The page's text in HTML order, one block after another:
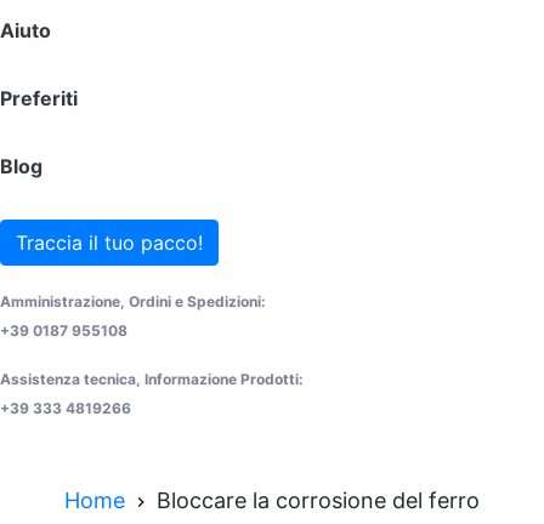
Aiuto
Preferiti
Blog
Traccia il tuo pacco!
Amministrazione, Ordini e Spedizioni:
+39 0187 955108
Assistenza tecnica, Informazione Prodotti:
+39 333 4819266
Home Bloccare la corrosione del ferro